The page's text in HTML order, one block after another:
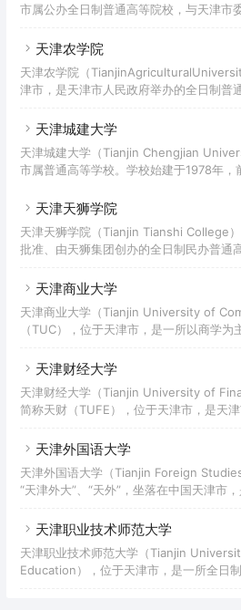
市属公办全日制普通高等院校，与天津市
校体育联盟（足球项目）主席单位、国家
校。
天津农学院
天津农学院（
津市，是天津市人民政府举办的全日制普
承担高校、全国乡村振兴人才培养优质校。
天津城建大学
天津城建大学（Tianjin Chengjian
市属普通高等学校。学校始建于1978年，
1987年，更名为天津城市建设学院，
天津天狮学院
天津天狮学院（Tianjin Tianshi College
批准、由天狮集团创办的全日制民办普通
科高校，校名更名为天津天狮学院。
天津商业大学
天津商业大学（Tianjin University of
（TUC），位于天津市，是一所以商学为
国家首批卓越农林人才教育培养计划改革
科研究与实践项目、数据中国“百校工程”
天津市卓越工程师人才教育培养计划。
天津财经大学
天津财经大学（Tianjin University of
简称天财（TUFE），位于天津市，是天
有法学、文学、理学、工学、教育学、艺
设高水平大学公派研究生项目、国家级大
中国“百校工程”、天津市高水平特色大学
天津外国语大学
天津外国语大学（Tianjin Foreign
“天津外大”、“天外”，坐落在中国天津市
协调发展的天津市属重点院校，为中国政
天津职业技术师范大学
天津职业技术师范大学（Tianjin
Education），位于天津市，是一所全日